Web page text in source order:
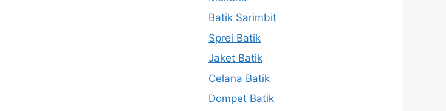
Batik Sarimbit
Sprei Batik
Jaket Batik
Celana Batik
Dompet Batik